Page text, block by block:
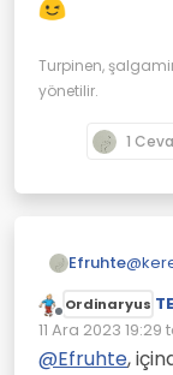
Turpinen,
yönetilir.
1
Efruhte@
Biraz
Çevrimdışı
Ordinaryus
11 Ara 2023 19:29
Son düzenleyen:
@Efruhte,